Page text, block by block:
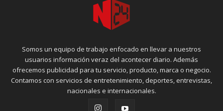
Somos un equipo de trabajo enfocado en llevar a nuestros
usuarios información veraz del acontecer diario. Además
ofrecemos publicidad para tu servicio, producto, marca o negocio.
Contamos con servicios de entretenimiento, deportes, entrevistas,
nacionales e internacionales.